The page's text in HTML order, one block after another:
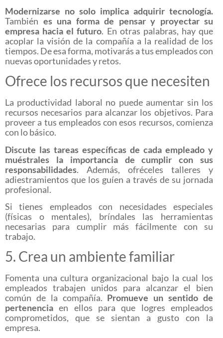
Modernizarse no solo implica adquirir tecnología.
También es una forma de pensar y proyectar su
empresa hacia el futuro. En otras palabras, hay que
acoplar la visión de la compañía a la realidad de los
tiempos. De esa forma, motivarás a tus empleados con
nuevas oportunidades y retos.
Ofrece los recursos que necesiten
La productividad laboral no puede aumentar sin los
recursos necesarios para alcanzar los objetivos. Para
proveer a tus empleados con esos recursos, comienza
con lo básico.
Discute las tareas específicas de cada empleado y
muéstrales la importancia de cumplir con sus
responsabilidades. Además, ofréceles talleres y
adiestramientos que los guíen a través de su jornada
profesional.
Si tienes empleados con necesidades especiales
(físicas o mentales), bríndales las herramientas
necesarias para cumplir más fácilmente con su
trabajo.
5. Crea un ambiente familiar
Fomenta una cultura organizacional bajo la cual los
empleados trabajen unidos para alcanzar el bien
común de la compañía. Promueve un sentido de
pertenenciaen ellos para que logres empleados
comprometidos, que se sientan a gusto con la
empresa.